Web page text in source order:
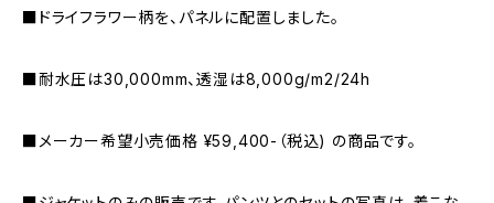
■ドライフラワー柄を、パネルに配置しました。
■耐水圧は30,000mm、透湿は8,000g/m2/24h
■メーカー希望小売価格 ¥59,400-（税込) の商品です。